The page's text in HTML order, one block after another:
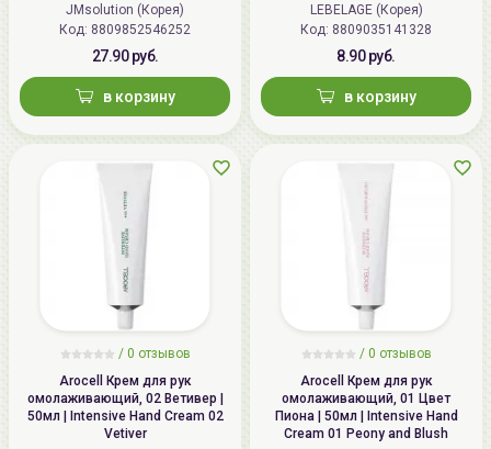
JMsolution (Корея)
Код: 8809852546252
27.90 руб.
в корзину
LEBELAGE (Корея)
Код: 8809035141328
8.90 руб.
в корзину
/ 0 отзывов
Arocell Крем для рук
омолаживающий, 02 Ветивер |
50мл | Intensive Hand Cream 02
Vetiver
/ 0 отзывов
Arocell Крем для рук
омолаживающий, 01 Цвет
Пиона | 50мл | Intensive Hand
Cream 01 Peony and Blush